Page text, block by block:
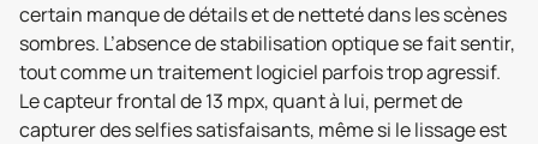
certain manque de détails et de netteté dans les scènes
sombres. L’absence de stabilisation optique se fait sentir,
tout comme un traitement logiciel parfois trop agressif.
Le capteur frontal de 13 mpx, quant à lui, permet de
capturer des selfies satisfaisants, même si le lissage est